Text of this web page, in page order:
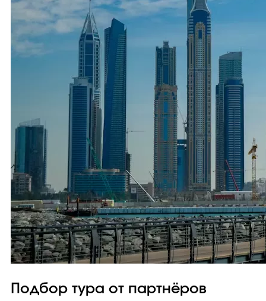
Подбор тура от партнёров